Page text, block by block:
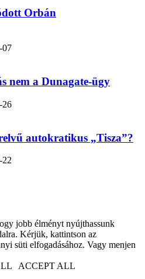
Orbán
07
nem a Dunagate-ügy
26
autokratikus „Tisza”?
22
jobb élményt nyújthassunk
Kérjük, kattintson az
süti elfogadásához. Vagy menjen
ACCEPT ALL